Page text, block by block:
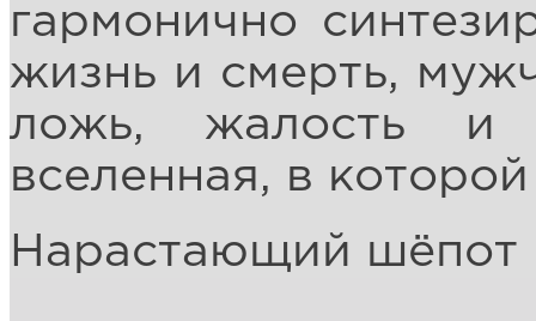
гармонично
жизнь и смерть,
ложь, жалость и
вселенная, в
Нарастающий шёпот